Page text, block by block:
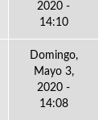
2020 -
14:10
Domingo,
Mayo 3,
2020 -
14:08